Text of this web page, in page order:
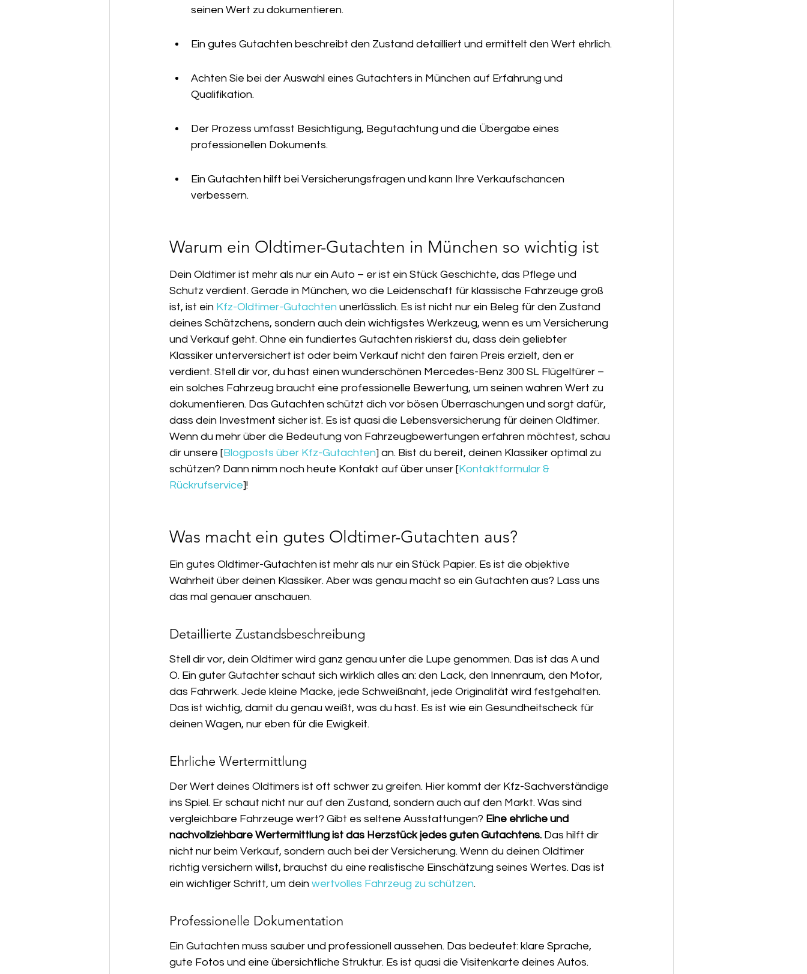
seinen Wert zu dokumentieren.
Ein gutes Gutachten beschreibt den Zustand detailliert und ermittelt den Wert ehrlich.
Achten Sie bei der Auswahl eines Gutachters in München auf Erfahrung und
Qualifikation.
Der Prozess umfasst Besichtigung, Begutachtung und die Übergabe eines
professionellen Dokuments.
Ein Gutachten hilft bei Versicherungsfragen und kann Ihre Verkaufschancen
verbessern.
Warum ein Oldtimer-Gutachten in München so wichtig ist
Dein Oldtimer ist mehr als nur ein Auto – er ist ein Stück Geschichte, das Pflege und
Schutz verdient. Gerade in München, wo die Leidenschaft für klassische Fahrzeuge groß
ist, ist ein Kfz-Oldtimer-Gutachten unerlässlich. Es ist nicht nur ein Beleg für den Zustand
deines Schätzchens, sondern auch dein wichtigstes Werkzeug, wenn es um Versicherung
und Verkauf geht. Ohne ein fundiertes Gutachten riskierst du, dass dein geliebter
Klassiker unterversichert ist oder beim Verkauf nicht den fairen Preis erzielt, den er
verdient. Stell dir vor, du hast einen wunderschönen Mercedes-Benz 300 SL Flügeltürer –
ein solches Fahrzeug braucht eine professionelle Bewertung, um seinen wahren Wert zu
dokumentieren. Das Gutachten schützt dich vor bösen Überraschungen und sorgt dafür,
dass dein Investment sicher ist. Es ist quasi die Lebensversicherung für deinen Oldtimer.
Wenn du mehr über die Bedeutung von Fahrzeugbewertungen erfahren möchtest, schau
dir unsere [Blogposts über Kfz-Gutachten] an. Bist du bereit, deinen Klassiker optimal zu
schützen? Dann nimm noch heute Kontakt auf über unser [Kontaktformular &
Rückrufservice]!
Was macht ein gutes Oldtimer-Gutachten aus?
Ein gutes Oldtimer-Gutachten ist mehr als nur ein Stück Papier. Es ist die objektive
Wahrheit über deinen Klassiker. Aber was genau macht so ein Gutachten aus? Lass uns
das mal genauer anschauen.
Detaillierte Zustandsbeschreibung
Stell dir vor, dein Oldtimer wird ganz genau unter die Lupe genommen. Das ist das A und
O. Ein guter Gutachter schaut sich wirklich alles an: den Lack, den Innenraum, den Motor,
das Fahrwerk. Jede kleine Macke, jede Schweißnaht, jede Originalität wird festgehalten.
Das ist wichtig, damit du genau weißt, was du hast. Es ist wie ein Gesundheitscheck für
deinen Wagen, nur eben für die Ewigkeit.
Ehrliche Wertermittlung
Der Wert deines Oldtimers ist oft schwer zu greifen. Hier kommt der Kfz-Sachverständige
ins Spiel. Er schaut nicht nur auf den Zustand, sondern auch auf den Markt. Was sind
vergleichbare Fahrzeuge wert? Gibt es seltene Ausstattungen? Eine ehrliche und
nachvollziehbare Wertermittlung ist das Herzstück jedes guten Gutachtens. Das hilft dir
nicht nur beim Verkauf, sondern auch bei der Versicherung. Wenn du deinen Oldtimer
richtig versichern willst, brauchst du eine realistische Einschätzung seines Wertes. Das ist
ein wichtiger Schritt, um dein wertvolles Fahrzeug zu schützen.
Professionelle Dokumentation
Ein Gutachten muss sauber und professionell aussehen. Das bedeutet: klare Sprache,
gute Fotos und eine übersichtliche Struktur. Es ist quasi die Visitenkarte deines Autos.